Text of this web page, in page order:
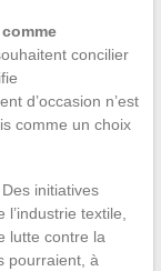
concilier
d’occasion n’est
comme un choix
initiatives
textile,
lutte contre la
pourraient, à